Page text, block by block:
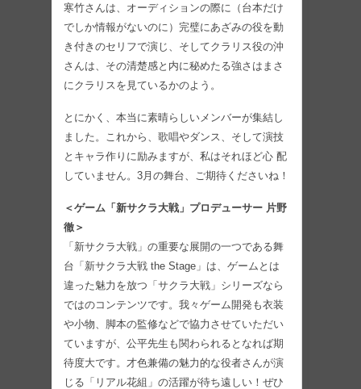
寒竹さんは、オーディションの際に（台本だけ
でしか情報がないのに）完璧にあざみの役を動
き付きのセリフで演じ、そしてクラリス役の沖
さんは、その清楚感と内に秘めたる強さはまさ
にクラリスを見ているかのよう。
とにかく、本当に素晴らしいメンバーが集結し
ました。これから、歌唱やダンス、そして演技
とキャラ作りに励みますが、私はそれほど心 配
していません。3月の舞台、ご期待くださいね！
＜ゲーム「新サクラ大戦」プロデューサー 片野
徹＞
「新サクラ大戦」の重要な展開の一つである舞
台「新サクラ大戦 the Stage」は、ゲームとは
違った魅力を放つ「サクラ大戦」シリーズなら
ではのコンテンツです。我々ゲーム開発も衣装
や小物、脚本の監修などで協力させていただい
ていますが、公平先生も関わられるとなれば期
待度大です。才色兼備の魅力的な役者さんが演
じる「リアル花組」の活躍が待ち遠しい！ぜひ